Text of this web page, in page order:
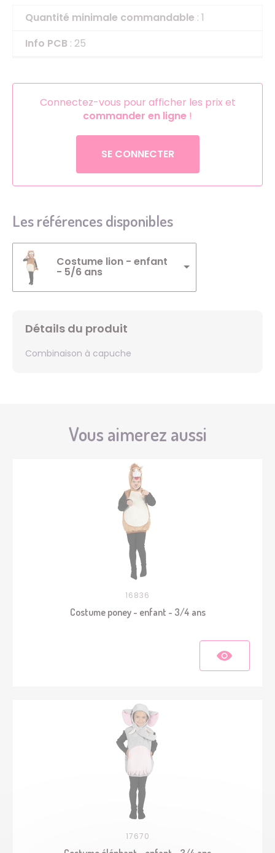
Quantité minimale commandable : 1
Info PCB : 25
Connectez-vous pour afficher les prix et
commander en ligne !
SE CONNECTER
Les références disponibles
Costume lion - enfant
- 5/6 ans
Détails du produit
Combinaison à capuche
Vous aimerez aussi
16836
Costume poney - enfant - 3/4 ans
17670